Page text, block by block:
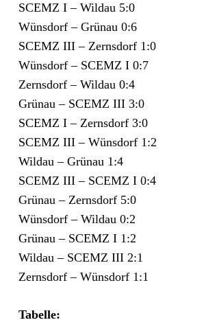
SCEMZ I – Wildau 5:0
Wünsdorf – Grünau 0:6
SCEMZ III – Zernsdorf 1:0
Wünsdorf – SCEMZ I 0:7
Zernsdorf – Wildau 0:4
Grünau – SCEMZ III 3:0
SCEMZ I – Zernsdorf 3:0
SCEMZ III – Wünsdorf 1:2
Wildau – Grünau 1:4
SCEMZ III – SCEMZ I 0:4
Grünau – Zernsdorf 5:0
Wünsdorf – Wildau 0:2
Grünau – SCEMZ I 1:2
Wildau – SCEMZ III 2:1
Zernsdorf – Wünsdorf 1:1
Tabelle: